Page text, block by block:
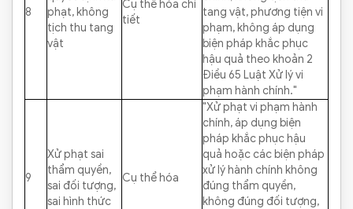
8
phạt, không
tịch thu tang
vật
Cụ thể hóa chi
tiết
tang vật, phương tiện vi
phạm, không áp dụng
biện pháp khắc phục
hậu quả theo khoản 2
Điều 65 Luật Xử lý vi
phạm hành chính."
9
Xử phạt sai
thẩm quyền,
sai đối tượng,
sai hình thức
Cụ thể hóa
"Xử phạt vi phạm hành
chính, áp dụng biện
pháp khắc phục hậu
quả hoặc các biện pháp
xử lý hành chính không
đúng thẩm quyền,
không đúng đối tượng,